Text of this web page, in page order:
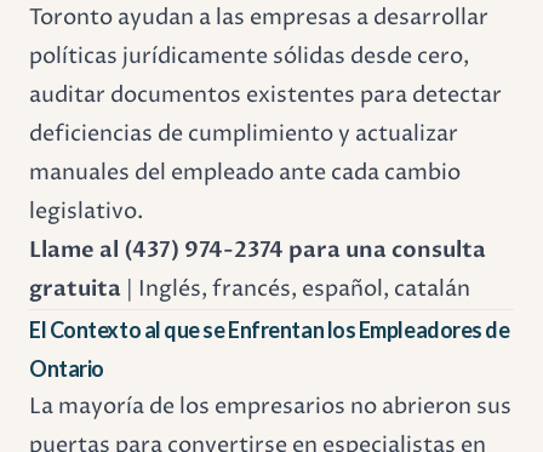
Toronto ayudan a las empresas a desarrollar
políticas jurídicamente sólidas desde cero,
auditar documentos existentes para detectar
deficiencias de cumplimiento y actualizar
manuales del empleado ante cada cambio
legislativo.
Llame al (437) 974-2374 para una consulta
gratuita | Inglés, francés, español, catalán
El Contexto al que se Enfrentan los Empleadores de
Ontario
La mayoría de los empresarios no abrieron sus
puertas para convertirse en especialistas en